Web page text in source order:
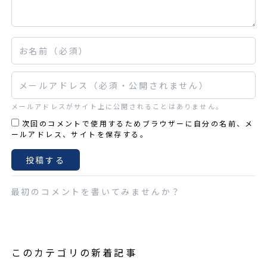
お名前
メールアドレス
メールアドレスがサイト上に公開されることはありません。
次回のコメントで使用するためブラウザーに自分の名前、メ
ールアドレス、サイトを保存する。
最初のコメントを書いてみませんか？
このカテゴリの新着記事